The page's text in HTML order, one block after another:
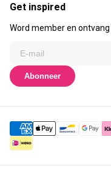
Get inspired
Word member en
Abonneer